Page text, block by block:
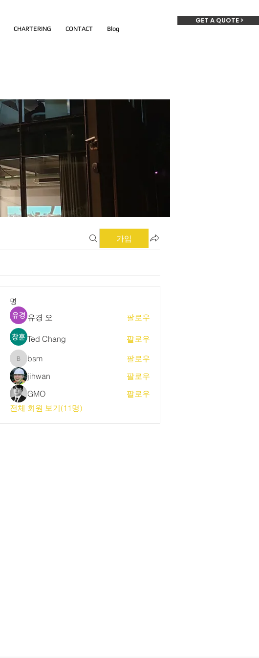
CHARTERING CONTACT Blog
GET A QUOTE >
가입
명
유경 오 팔로우
Ted Chang 팔로우
bsmbsm
팔로우
jihwan
팔로우
GMO
팔로우
전체 회원 보기(11명)